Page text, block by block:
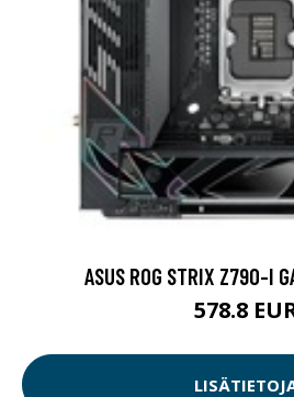
ASUS ROG STRIX Z790-I
578.8